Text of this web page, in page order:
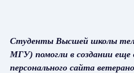
Студенты Высшей школы
МГУ) помогли в создании еще
персонального сайта